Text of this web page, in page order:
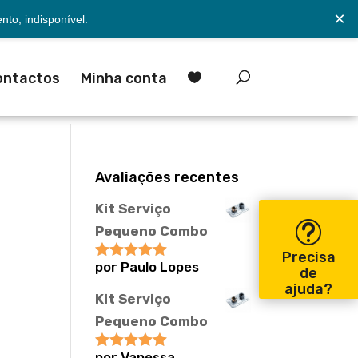
indisponível. ×
Minha conta 
Avaliações recentes
Kit Serviço
Pequeno Combo
Avaliação5
por Paulo Lopes
Kit Serviço
Pequeno Combo
Precisa
de
ajuda?